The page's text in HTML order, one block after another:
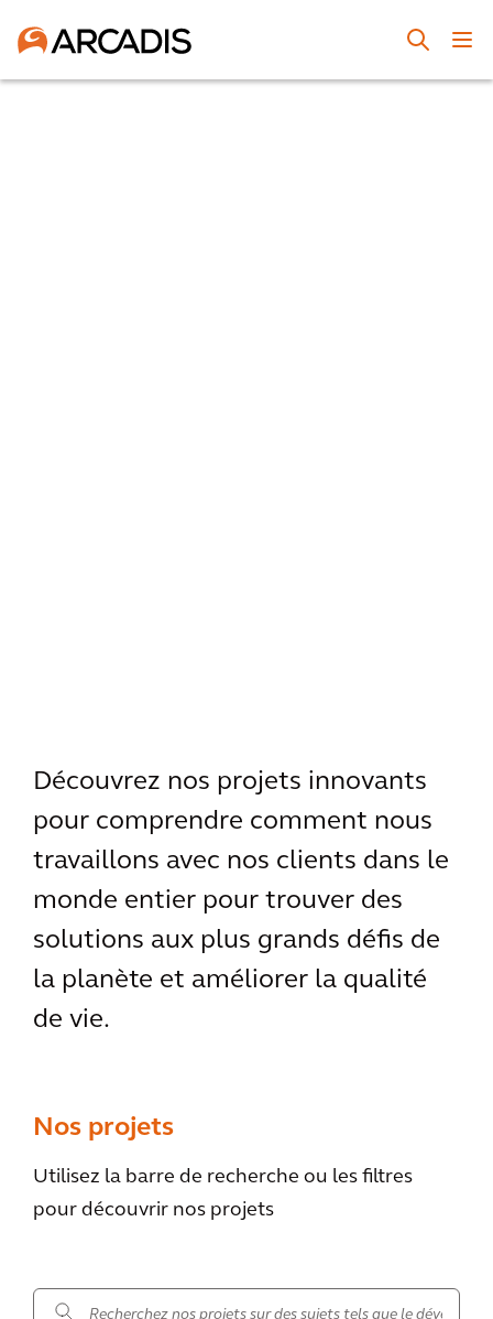
Découvrez nos projets innovants
pour comprendre comment nous
travaillons avec nos clients dans le
monde entier pour trouver des
solutions aux plus grands défis de
la planète et améliorer la qualité
de vie.
Nos projets
Utilisez la barre de recherche ou les filtres
pour découvrir nos projets